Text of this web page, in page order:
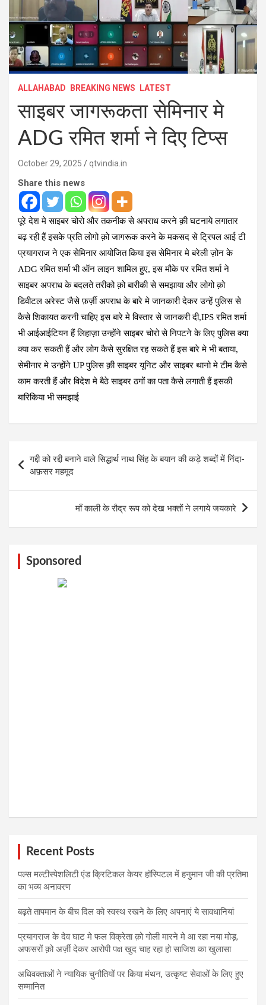
ALLAHABAD BREAKING NEWS LATEST
साइबर जागरूकता सेमिनार मे
ADG रमित शर्मा ने दिए टिप्स
October 29, 2025 qtvindia.in
Share this news
पूरे देश मे साइबर चोरो और तकनीक से अपराध करने क़ी घटनाये लगातार
बढ़ रही हैं इसके प्रति लोगो क़ो जागरूक करने के मकसद से ट्रिपल आई टी
प्रयागराज ने एक सेमिनार आयोजित किया इस सेमिनार मे बरेली ज़ोन के
ADG रमित शर्मा भी ऑन लाइन शामिल हुए, इस मौके पर रमित शर्मा ने
साइबर अपराध के बदलते तरीको क़ो बारीकी से समझाया और लोगो क़ो
डिवीटल अरेस्ट जैसे फ़र्ज़ी अपराध के बारे मे जानकारी देकर उन्हें पुलिस से
कैसे शिकायत करनी चाहिए इस बारे मे विस्तार से जानकरी दी,IPS रमित शर्मा
भी आईआईटियन हैं लिहाज़ा उन्होंने साइबर चोरो से निपटने के लिए पुलिस क्या
क्या कर सकती हैं और लोग कैसे सुरक्षित रह सकते हैं इस बारे मे भी बताया,
सेमीनार मे उन्होंने UP पुलिस क़ी साइबर यूनिट और साइबर थानो मे टीम कैसे
काम करती हैं और विदेश मे बैठे साइबर ठगों का पता कैसे लगाती हैं इसकी
बारिकिया भी समझाई
navigation
गद्दी को रद्दी बनाने वाले सिद्धार्थ नाथ सिंह के बयान की कड़े शब्दों में निंदा-
अफ़सर महमूद
माँ काली के रौद्र रूप को देख भक्तों ने लगाये जयकारे
Sponsored
Recent Posts
पल्स मल्टीस्पेशलिटी एंड क्रिटिकल केयर हॉस्पिटल में हनुमान जी की प्रतिमा
का भव्य अनावरण
बढ़ते तापमान के बीच दिल को स्वस्थ रखने के लिए अपनाएं ये सावधानियां
प्रयागराज के देव घाट मे फल विक्रेता क़ो गोली मारने मे आ रहा नया मोड़,
अफसरों क़ो अर्ज़ी देकर आरोपी पक्ष खुद चाह रहा हो साजिश का खुलासा
अधिवक्ताओं ने न्यायिक चुनौतियों पर किया मंथन, उत्कृष्ट सेवाओं के लिए हुए
सम्मानित